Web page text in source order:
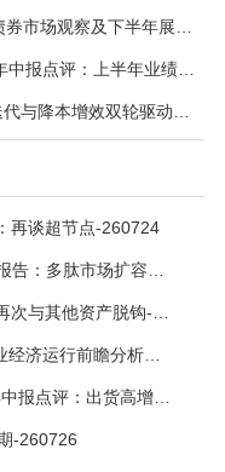
联合资信-2026年上半年地方政府债券市场观察及下半年展望：积极财政政策提质增效，地方债务迈向长效治理-260806
光大证券-百隆东方-601339-2026年中报点评：上半年业绩表现高增，国内外产能均有亮眼表现-260807
招商证券-宇通客车-600066-新品迭代与降本增效双轮驱动，海外市场放量可期-260805
再谈超节点-260724
国泰海通证券-多肽CDMO行业深度报告：多肽市场扩容带动CDMO产能扩建-260727
财通证券-宏观专题报告：黄金为何再次与其他资产脱钩-260726
中银国际-2026年2季度交通运输行业经济运行前瞻分析：地缘冲突致航运和航空景气度分化，交通基础设施板块总体呈现稳健特征-260724
东吴证券-宁德时代-300750-2026年中报点评：出货高增业绩稳健，回购彰显龙头信心-260726
-260726